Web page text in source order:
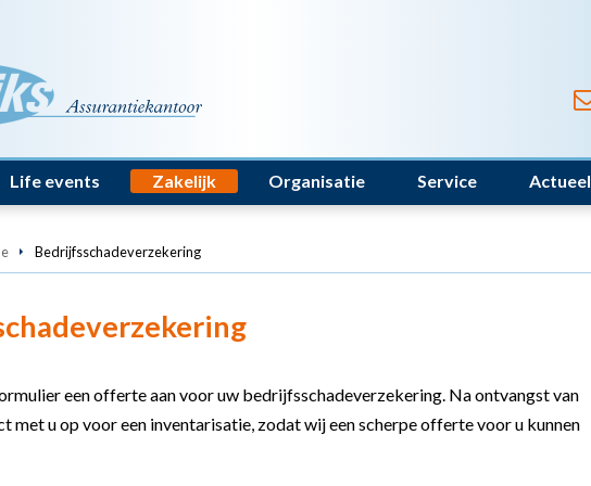
Life events Zakelijk Organisatie Service Actueel
Bedrijfsschadeverzekering
een offerte aan voor uw bedrijfsschadeverzekering. Na ontvangst van
met u op voor een inventarisatie, zodat wij een scherpe offerte voor u kunnen